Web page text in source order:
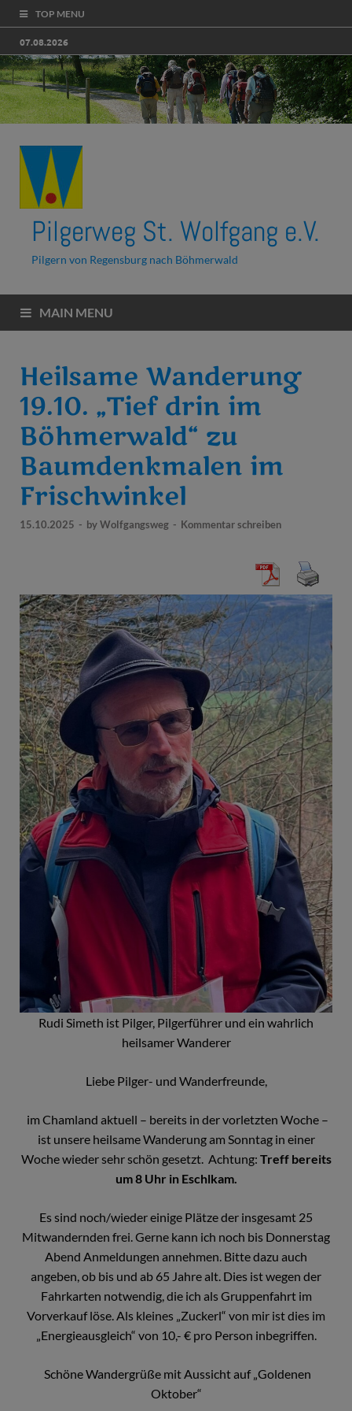
TOP MENU
07.08.2026
Pilgerweg St. Wolfgang e.V.
Pilgern von Regensburg nach Böhmerwald
MAIN MENU
Heilsame Wanderung
19.10. „Tief drin im
Böhmerwald“ zu
Baumdenkmalen im
Frischwinkel
15.10.2025 - byWolfgangsweg - Kommentar schreiben
Rudi Simeth ist Pilger, Pilgerführer und ein wahrlich
heilsamer Wanderer
Liebe Pilger- und Wanderfreunde,
im Chamland aktuell – bereits in der vorletzten Woche –
ist unsere heilsame Wanderung am Sonntag in einer
Woche wieder sehr schön gesetzt. Achtung: Treff bereits
um 8 Uhr in Eschlkam.
Es sind noch/wieder einige Plätze der insgesamt 25
Mitwandernden frei. Gerne kann ich noch bis Donnerstag
Abend Anmeldungen annehmen. Bitte dazu auch
angeben, ob bis und ab 65 Jahre alt. Dies ist wegen der
Fahrkarten notwendig, die ich als Gruppenfahrt im
Vorverkauf löse. Als kleines „Zuckerl“ von mir ist dies im
„Energieausgleich“ von 10,- € pro Person inbegriffen.
Schöne Wandergrüße mit Aussicht auf „Goldenen
Oktober“